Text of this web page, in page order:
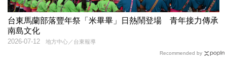
台東馬蘭部落豐年祭「米畢畢」日熱鬧登場 青年接力傳承
南島文化
地方中心／台東報導
2026-07-12
Recommended by